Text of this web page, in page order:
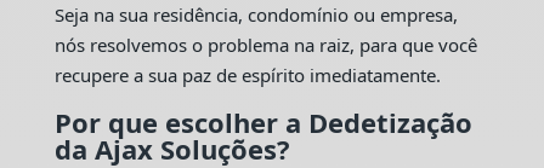
Seja na sua residência, condomínio ou empresa,
nós resolvemos o problema na raiz, para que você
recupere a sua paz de espírito imediatamente.
Por que escolher a Dedetização
da Ajax Soluções?